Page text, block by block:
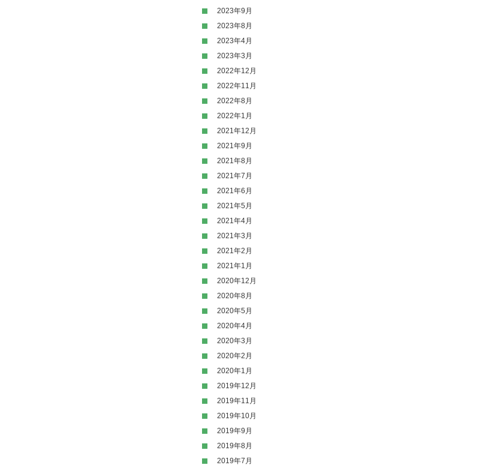
2023年9月
2023年8月
2023年4月
2023年3月
2022年12月
2022年11月
2022年8月
2022年1月
2021年12月
2021年9月
2021年8月
2021年7月
2021年6月
2021年5月
2021年4月
2021年3月
2021年2月
2021年1月
2020年12月
2020年8月
2020年5月
2020年4月
2020年3月
2020年2月
2020年1月
2019年12月
2019年11月
2019年10月
2019年9月
2019年8月
2019年7月